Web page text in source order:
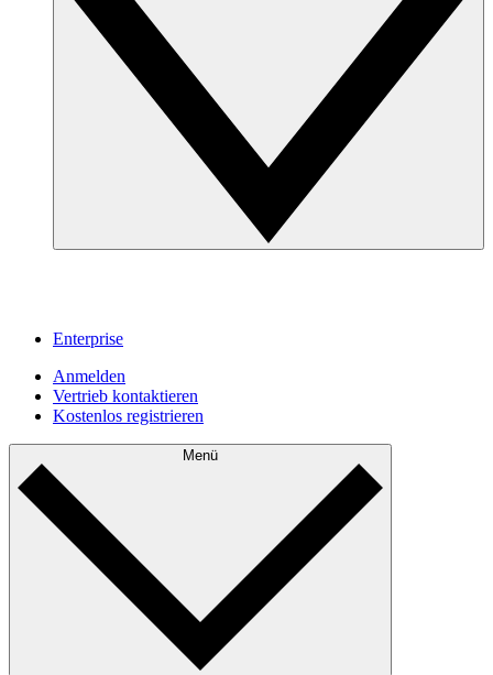
Enterprise
Anmelden
Vertrieb kontaktieren
Kostenlos registrieren
Menü